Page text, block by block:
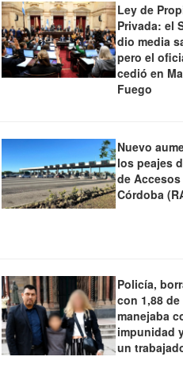
Ley de
Privada: el
dio media
pero el
cedió en
Fuego
Nuevo
los peajes
de Accesos
Córdoba
Policía,
con 1,88
manejaba
impunidad
un